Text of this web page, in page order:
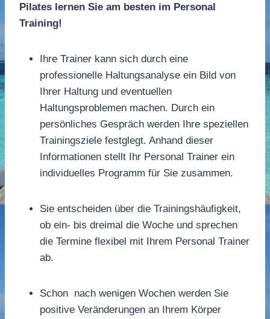
Pilates lernen Sie am besten im Personal
Training!
Ihre Trainer kann sich durch eine
professionelle Haltungsanalyse ein Bild von
Ihrer Haltung und eventuellen
Haltungsproblemen machen. Durch ein
persönliches Gespräch werden Ihre speziellen
Trainingsziele festglegt. Anhand dieser
Informationen stellt Ihr Personal Trainer ein
individuelles Programm für Sie zusammen.
Sie entscheiden über die Trainingshäufigkeit,
ob ein- bis dreimal die Woche und sprechen
die Termine flexibel mit Ihrem Personal Trainer
ab.
Schon nach wenigen Wochen werden Sie
positive Veränderungen an Ihrem Körper